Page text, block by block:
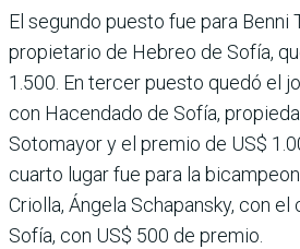
El segundo puesto fue para Benni
propietario de Hebreo de Sofía,
1.500. En tercer puesto quedó el
con Hacendado de Sofía,
Sotomayor y el premio de US$
cuarto lugar fue para la
Criolla, Ángela Schapansky, con
Sofía, con US$ 500 de premio.